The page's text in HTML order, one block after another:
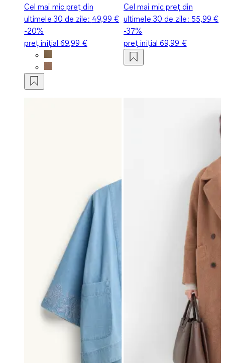
Cel mai mic preț din
ultimele 30 de zile: 49,99 €
-20%
preț inițial69,99 €
Cel mai mic preț din
ultimele 30 de zile: 55,99 €
-37%
preț inițial69,99 €